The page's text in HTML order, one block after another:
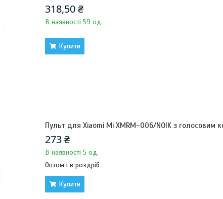
318,50 ₴
В наявності 59 од.
Купити
Пульт для Xiaomi Mi XMRM-006/NOIK з голосовим
273 ₴
В наявності 5 од.
Оптом і в роздріб
Купити